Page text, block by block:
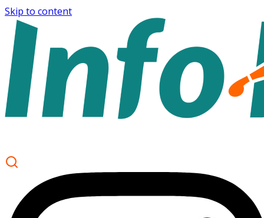
Skip to content